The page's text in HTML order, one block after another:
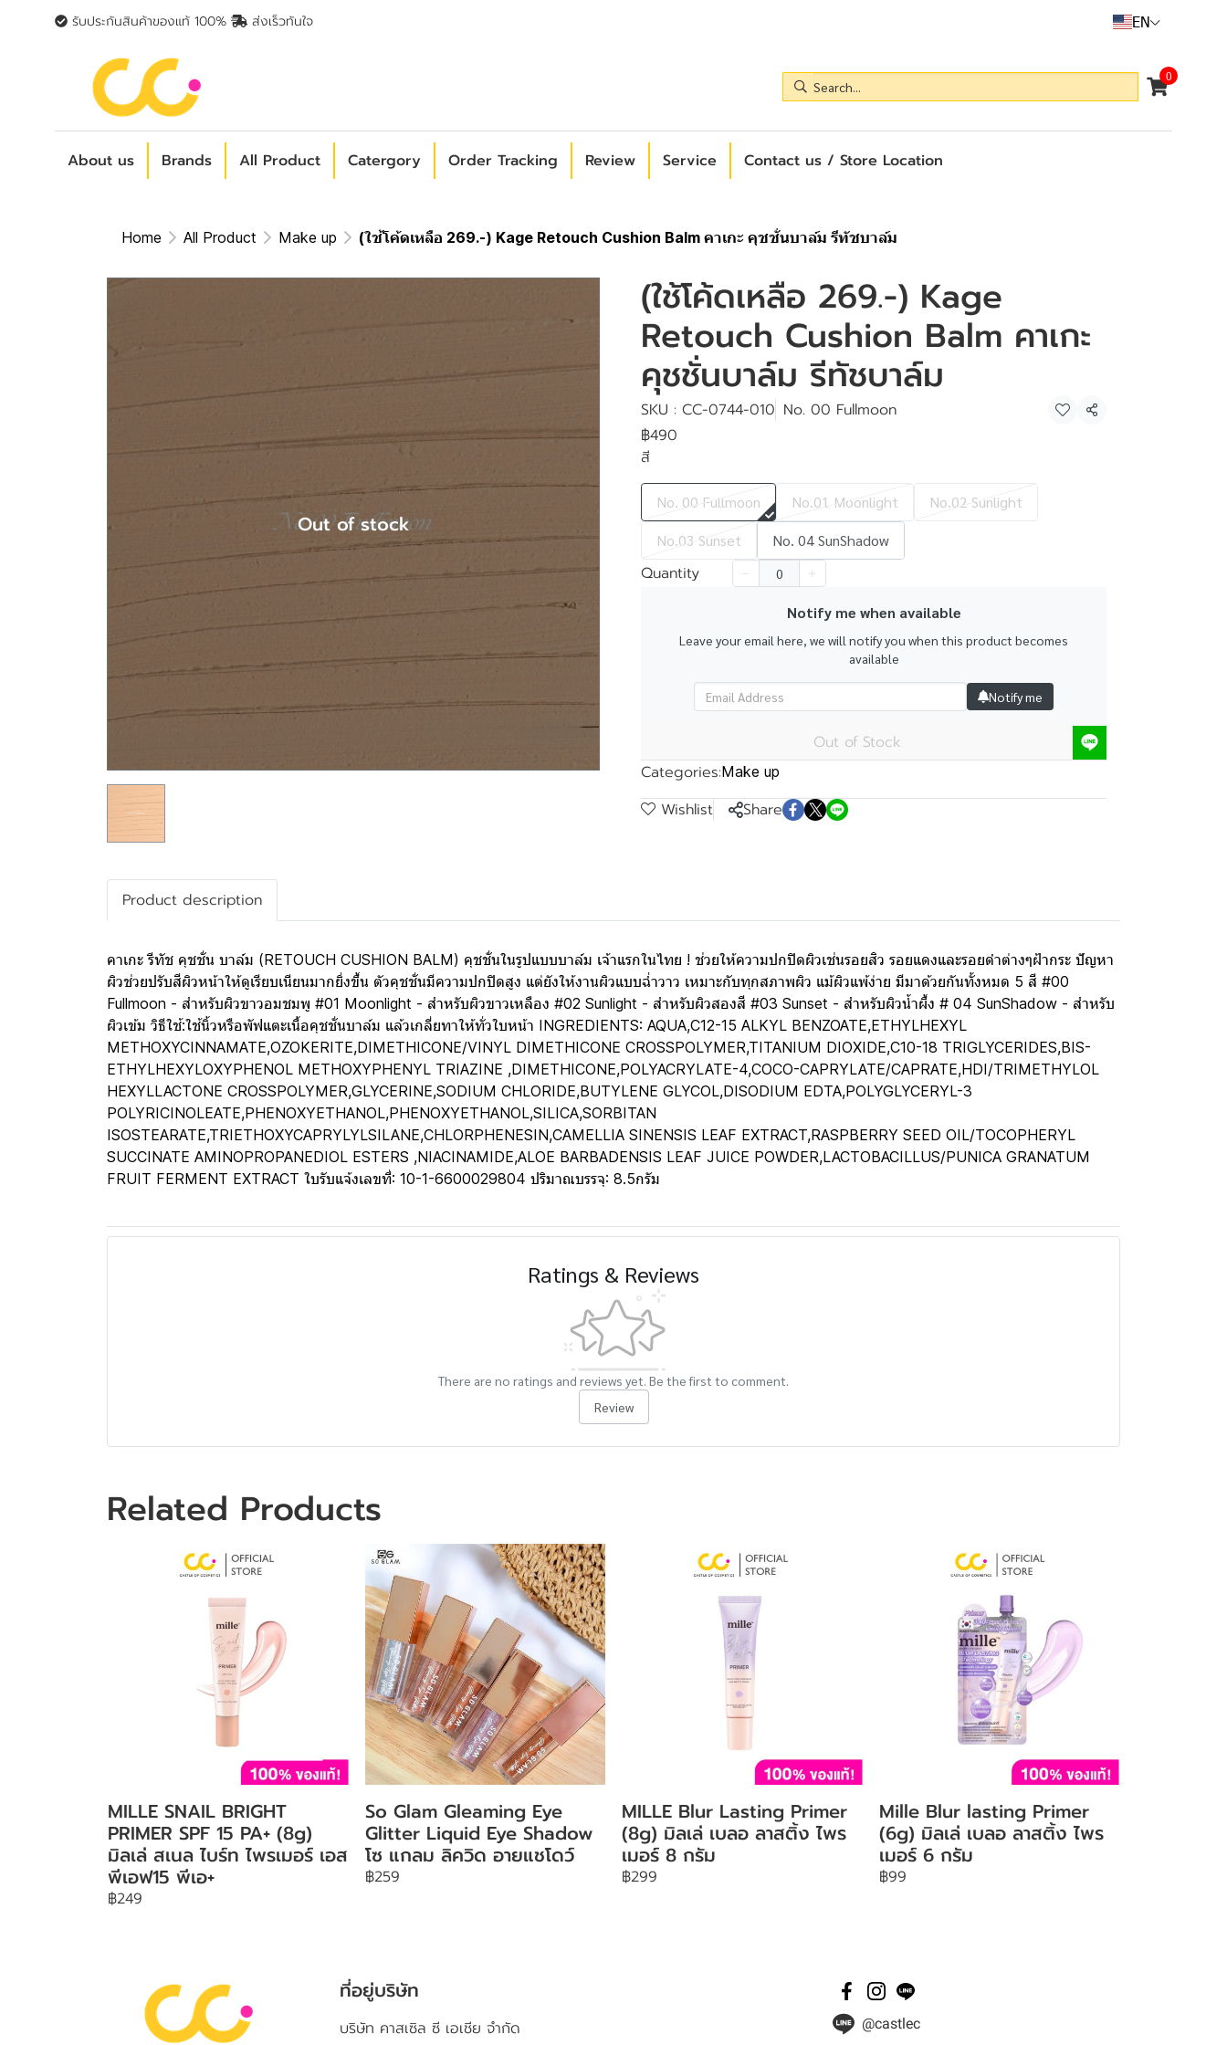
รับประกันสินค้าของแท้ 100% ส่งเร็วทันใจ EN
0
About us Brands All Product Catergory Order Tracking Review Service Contact us / Store Location
Home All Product Make up (ใช้โค้ดเหลือ 269.-) Kage Retouch Cushion Balm คาเกะ คุชชั่นบาล์ม รีทัชบาล์ม
Out of stock
(ใช้โค้ดเหลือ 269.-) Kage
Retouch Cushion Balm คาเกะ
คุชชั่นบาล์ม รีทัชบาล์ม
SKU : CC-0744-010 No. 00 Fullmoon
Share
฿490
สี
No. 00 Fullmoon No.01 Moonlight
No.02 Sunlight
No.03 Sunset
No. 04 SunShadow
Quantity
Notify me when available
Leave your email here, we will notify you when this product becomes
available
Notify me
Out of Stock
Categories:Make up
Wishlist Share
Product description
คาเกะ รีทัช คุชชั่น บาล์ม (RETOUCH CUSHION BALM) คุชชั่นในรูปแบบบาล์ม เจ้าแรกในไทย ! ช่วยให้ความปกปิดผิวเช่นรอยสิว รอยแดงและรอยดำต่างๆฝ้ากระ ปัญหา
ผิวช่วยปรับสีผิวหน้าให้ดูเรียบเนียนมากยิ่งขึ้น ตัวคุชชั่นมีความปกปิดสูง แต่ยังให้งานผิวแบบฉ่ำวาว เหมาะกับทุกสภาพผิว แม้ผิวแพ้ง่าย มีมาด้วยกันทั้งหมด 5 สี #00
Fullmoon - สำหรับผิวขาวอมชมพู #01 Moonlight - สำหรับผิวขาวเหลือง #02 Sunlight - สำหรับผิวสองสี #03 Sunset - สำหรับผิวน้ำผึ้ง # 04 SunShadow - สำหรับ
ผิวเข้ม วิธีใช้:ใช้นิ้วหรือพัฟแตะเนื้อคุชชั่นบาล์ม แล้วเกลี่ยทาให้ทั่วใบหน้า INGREDIENTS: AQUA,C12-15 ALKYL BENZOATE,ETHYLHEXYL
METHOXYCINNAMATE,OZOKERITE,DIMETHICONE/VINYL DIMETHICONE CROSSPOLYMER,TITANIUM DIOXIDE,C10-18 TRIGLYCERIDES,BIS-
ETHYLHEXYLOXYPHENOL METHOXYPHENYL TRIAZINE ,DIMETHICONE,POLYACRYLATE-4,COCO-CAPRYLATE/CAPRATE,HDI/TRIMETHYLOL
HEXYLLACTONE CROSSPOLYMER,GLYCERINE,SODIUM CHLORIDE,BUTYLENE GLYCOL,DISODIUM EDTA,POLYGLYCERYL-3
POLYRICINOLEATE,PHENOXYETHANOL,PHENOXYETHANOL,SILICA,SORBITAN
ISOSTEARATE,TRIETHOXYCAPRYLYLSILANE,CHLORPHENESIN,CAMELLIA SINENSIS LEAF EXTRACT,RASPBERRY SEED OIL/TOCOPHERYL
SUCCINATE AMINOPROPANEDIOL ESTERS ,NIACINAMIDE,ALOE BARBADENSIS LEAF JUICE POWDER,LACTOBACILLUS/PUNICA GRANATUM
FRUIT FERMENT EXTRACT ใบรับแจ้งเลขที่: 10-1-6600029804 ปริมาณบรรจุ: 8.5กรัม
Ratings & Reviews
There are no ratings and reviews yet. Be the first to comment.
Review
Related Products
MILLE SNAIL BRIGHT
PRIMER SPF 15 PA+ (8g)
มิลเล่ สเนล ไบร์ท ไพรเมอร์ เอส
พีเอฟ15 พีเอ+
฿249
So Glam Gleaming Eye
Glitter Liquid Eye Shadow
โซ แกลม ลิควิด อายแชโดว์
฿259
MILLE Blur Lasting Primer
(8g) มิลเล่ เบลอ ลาสติ้ง ไพร
เมอร์ 8 กรัม
฿299
Mille Blur lasting Primer
(6g) มิลเล่ เบลอ ลาสติ้ง ไพร
เมอร์ 6 กรัม
฿99
ที่อยู่บริษัท
บริษัท คาสเซิล ซี เอเชีย จำกัด @castlec